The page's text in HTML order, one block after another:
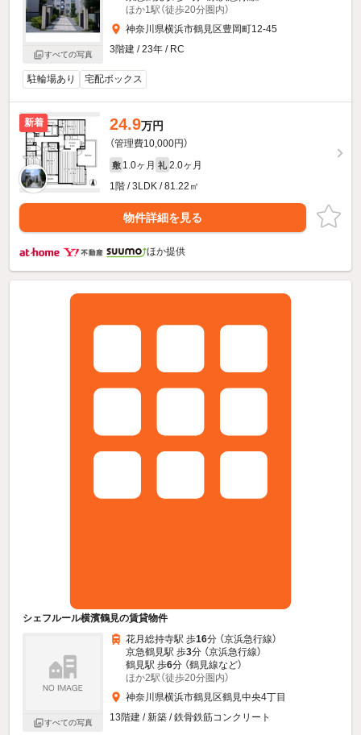
すべての写真
ほか1駅（徒歩20分圏内）
神奈川県横浜市鶴見区豊岡町12-45
3階建 / 23年 / RC
駐輪場あり 宅配ボックス
新着 24.9万円
（管理費10,000円）
敷 1.0ヶ月 礼 2.0ヶ月
1階 / 3LDK / 81.22㎡
物件詳細を見る
ほか提供
シェフルール横濱鶴見の賃貸物件
すべての写真
花月総持寺駅 歩16分 （京浜急行線）
京急鶴見駅 歩3分 （京浜急行線）
鶴見駅 歩6分 （鶴見線など）
ほか2駅（徒歩20分圏内）
神奈川県横浜市鶴見区鶴見中央4丁目
13階建 / 新築 / 鉄骨鉄筋コンクリート